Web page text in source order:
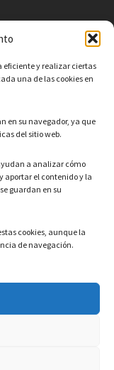
eficiente y realizar ciertas
una de las cookies en
en su navegador, ya que
del sitio web.
a analizar cómo
aportar el contenido y la
guardan en su
cookies, aunque la
de navegación.
de cookies